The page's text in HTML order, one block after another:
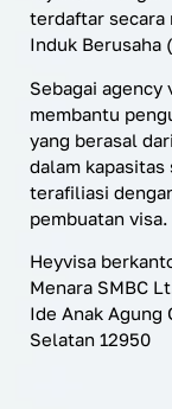
terdaftar secara
Induk Berusaha
Sebagai
membantu
yang berasal
dalam
terafiliasi
pembuatan visa.
Heyvisa
Menara SMBC
Ide Anak Agung
Selatan 12950